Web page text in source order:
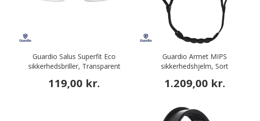
Guardio Salus Superfit Eco
sikkerhedsbriller, Transparent
119,00 kr.
Guardio Armet MIPS
sikkerhedshjelm, Sort
1.209,00 kr.